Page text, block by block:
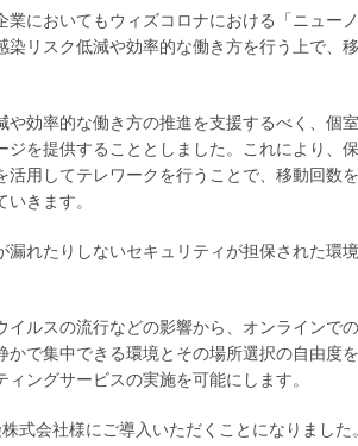
においてもウィズコロナにおける「ニュー
リスク低減や効率的な働き方を行う上で、
効率的な働き方の推進を支援するべく、個
を提供することとしました。これにより、
用してテレワークを行うことで、移動回数
きます。
れたりしないセキュリティが担保された環
ルスの流行などの影響から、オンラインで
で集中できる環境とその場所選択の自由度
ングサービスの実施を可能にします。
会社様にご導入いただくことになりました